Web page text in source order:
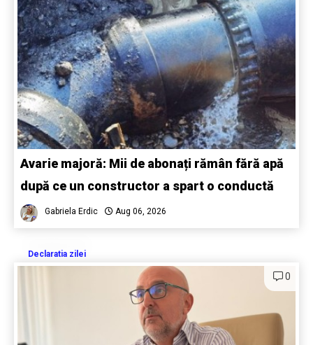
Avarie majoră: Mii de abonați rămân fără apă
după ce un constructor a spart o conductă
Gabriela Erdic Aug 06, 2026
Declaratia zilei
0